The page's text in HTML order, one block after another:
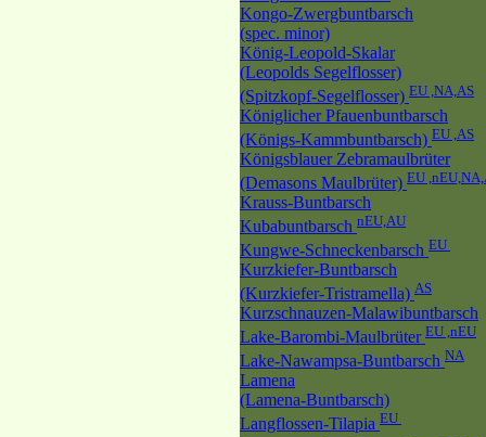
Kongo-Zwergbuntbarsch
(spec. minor)
König-Leopold-Skalar
(Leopolds Segelflosser)
(Spitzkopf-Segelflosser) EU ,NA,AS
Königlicher Pfauenbuntbarsch
(Königs-Kammbuntbarsch) EU ,AS
Königsblauer Zebramaulbrüter
(Demasons Maulbrüter) EU
Krauss-Buntbarsch
Kubabuntbarsch nEU,AU
Kungwe-Schneckenbarsch EU
Kurzkiefer-Buntbarsch
(Kurzkiefer-Tristramella) AS
Kurzschnauzen-Malawibuntbarsch
Lake-Barombi-Maulbrüter EU ,nEU
Lake-Nawampsa-Buntbarsch NA
Lamena
(Lamena-Buntbarsch)
Langflossen-Tilapia EU